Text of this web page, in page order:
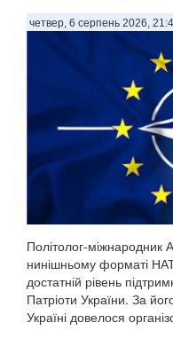
четвер, 6 серпень 2026,
Політолог-
нинішньому форматі
достатній рівень
Патріоти України. За
Україні довелося